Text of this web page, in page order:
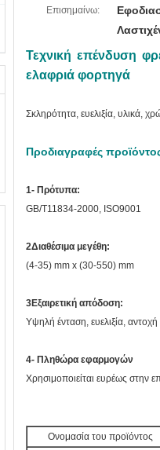
Επισημαίνω:
Τεχνική επένδυση
ελαφριά φορτηγά
Σκληρότητα, ευελιξία, υλικά,
Προδιαγραφές
1- Πρότυπα:
GB/T11834-2000, ISO9001
2Διαθέσιμα μεγέθη:
(4-35) mm x (30-550) mm
3Εξαιρετική απόδοση:
Υψηλή ένταση, ευελιξία,
4- Πληθώρα εφαρμογών
Χρησιμοποιείται ευρέως στην
Ονομασία του προϊόντος